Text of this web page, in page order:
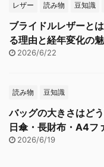
レザー 読み物 豆知識
ブライドルレザーと
る理由と経年変化の
2026/6/22
読み物 豆知識
バッグの大きさはど
日傘・長財布・A4フ
2026/6/19